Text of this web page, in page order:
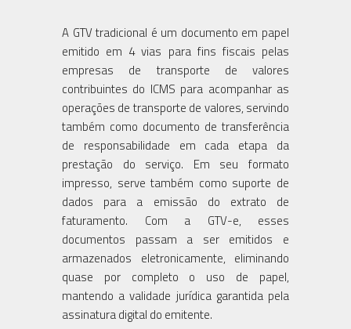
A GTV tradicional é um documento em papel
emitido em 4 vias para fins fiscais pelas
empresas de transporte de valores
contribuintes do ICMS para acompanhar as
operações de transporte de valores, servindo
também como documento de transferência
de responsabilidade em cada etapa da
prestação do serviço. Em seu formato
impresso, serve também como suporte de
dados para a emissão do extrato de
faturamento. Com a GTV-e, esses
documentos passam a ser emitidos e
armazenados eletronicamente, eliminando
quase por completo o uso de papel,
mantendo a validade jurídica garantida pela
assinatura digital do emitente.